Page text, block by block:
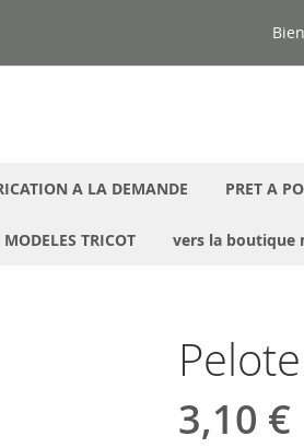
A LA DEMANDE PRET A
MODELES TRICOT vers la boutique
3,10 €